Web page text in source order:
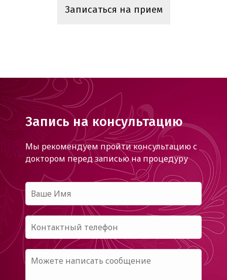
Записаться на прием
Запись на консультацию
Мы рекомендуем пройти консультацию с
доктором перед записью на процедуру